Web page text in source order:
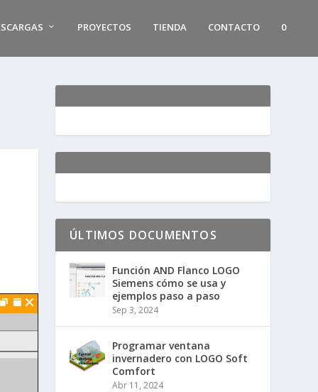
PROYECTOS TIENDA CONTACTO 0
ÚLTIMOS DOCUMENTOS
Función AND Flanco LOGO
Siemens cómo se usa y
ejemplos paso a paso
Sep 3, 2024
Programar ventana
invernadero con LOGO Soft
Comfort
Abr 11, 2024